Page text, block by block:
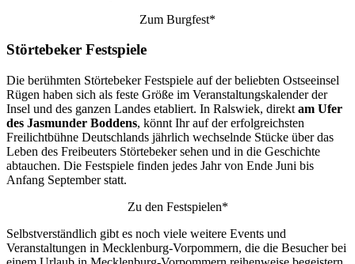
Zum Burgfest*
Störtebeker Festspiele
Die berühmten Störtebeker Festspiele auf der beliebten Ostseeinsel
Rügen haben sich als feste Größe im Veranstaltungskalender der
Insel und des ganzen Landes etabliert. In Ralswiek, direkt am Ufer
des Jasmunder Boddens, könnt Ihr auf der erfolgreichsten
Freilichtbühne Deutschlands jährlich wechselnde Stücke über das
Leben des Freibeuters Störtebeker sehen und in die Geschichte
abtauchen. Die Festspiele finden jedes Jahr von Ende Juni bis
Anfang September statt.
Zu den Festspielen*
Selbstverständlich gibt es noch viele weitere Events und
Veranstaltungen in Mecklenburg-Vorpommern, die die Besucher bei